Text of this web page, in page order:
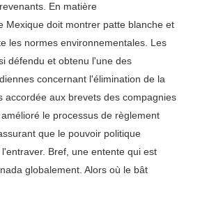
En matière
Mexique doit montrer patte blanche et
les normes environnementales. Les
défendu et obtenu l'une des
concernant l'élimination de la
accordée aux brevets des compagnies
le processus de règlement
que le pouvoir politique
Bref, une entente qui est
globalement. Alors où le bât